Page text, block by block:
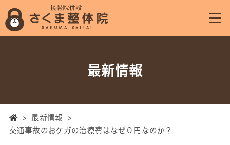
最新情報
> 最新情報
>
交通事故のおケガの治療費はなぜ０円なのか？